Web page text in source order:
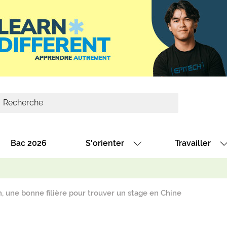
Bac 2026 S'orienter Travailler
une bonne filière pour trouver un stage en Chine